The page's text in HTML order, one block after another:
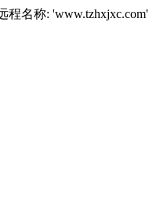
程名称: 'www.tzhxjxc.com'